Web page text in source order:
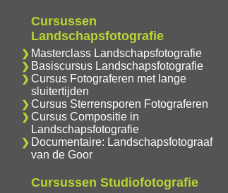
Cursussen
Landschapsfotografie
Masterclass Landschapsfotografie
Basiscursus Landschapsfotografie
Cursus Fotograferen met lange
sluitertijden
Cursus Sterrensporen Fotograferen
Cursus Compositie in
Landschapsfotografie
Documentaire: Landschapsfotograaf
van de Goor
Cursussen Studiofotografie